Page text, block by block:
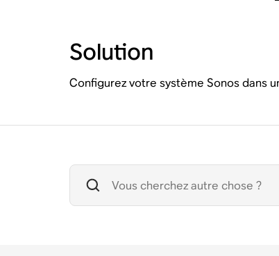
Solution
Configurez votre système Sonos dans